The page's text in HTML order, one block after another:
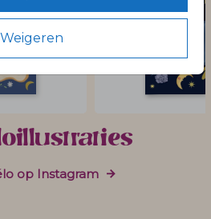
Weigeren
op Instagram